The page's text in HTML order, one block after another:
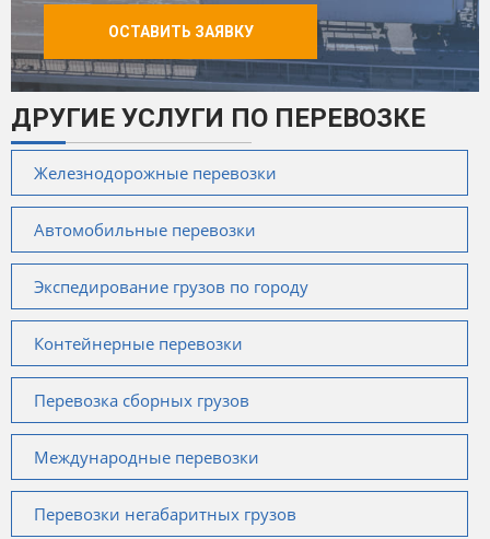
ОСТАВИТЬ ЗАЯВКУ
ДРУГИЕ УСЛУГИ ПО ПЕРЕВОЗКЕ
Железнодорожные перевозки
Автомобильные перевозки
Экспедирование грузов по городу
Контейнерные перевозки
Перевозка сборных грузов
Международные перевозки
Перевозки негабаритных грузов